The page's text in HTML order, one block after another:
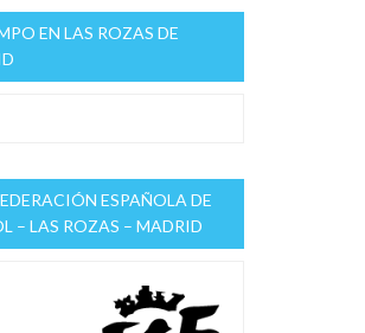
EN LAS ROZAS DE
ESPAÑOLA DE
– LAS ROZAS – MADRID